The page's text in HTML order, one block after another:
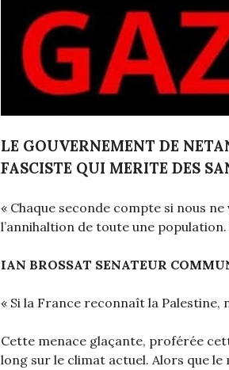
LE GOUVERNEMENT DE
FASCISTE QUI MERITE DES
« Chaque seconde compte si nous
l’annihaltion de toute une
IAN BROSSAT SENATEUR
« Si la France reconnaît la Palestine,
Cette menace glaçante, proférée
long sur le climat actuel. Alors que